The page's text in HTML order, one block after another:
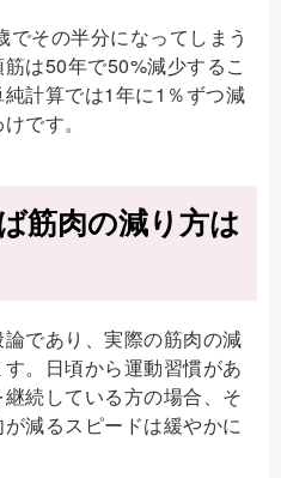
その半分になってしまう
は50年で50%減少するこ
計算では1年に1％ずつ減
です。
筋肉の減り方は
であり、実際の筋肉の減
。日頃から運動習慣があ
続している方の場合、そ
減るスピードは緩やかに